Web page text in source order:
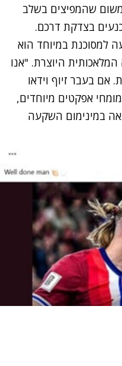
משום שהמפיצים בשלב
בצדקת דרכם.
למסוכנת במיוחד הוא
היוצרת. "אנו
אם בעבר זיוף וידאו
אפקטים מיוחדים,
במינימום השקעה